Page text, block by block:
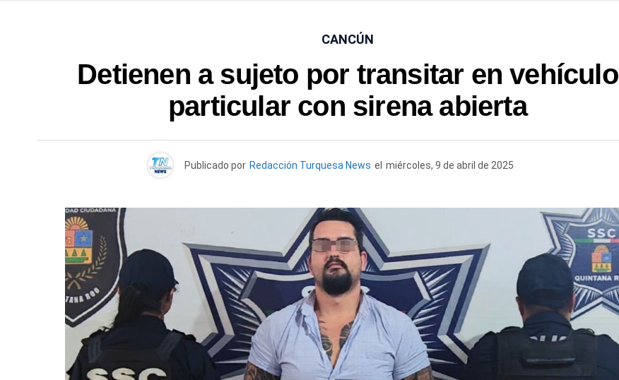
CANCÚN
Detienen a sujeto por transitar en vehículo
particular con sirena abierta
Publicado por Redacción Turquesa News el miércoles, 9 de abril de 2025